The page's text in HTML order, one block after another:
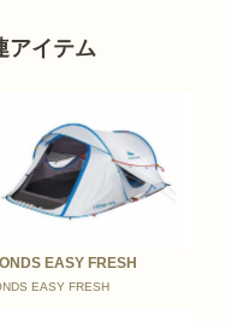
アイテム
EASY FRESH
EASY FRESH